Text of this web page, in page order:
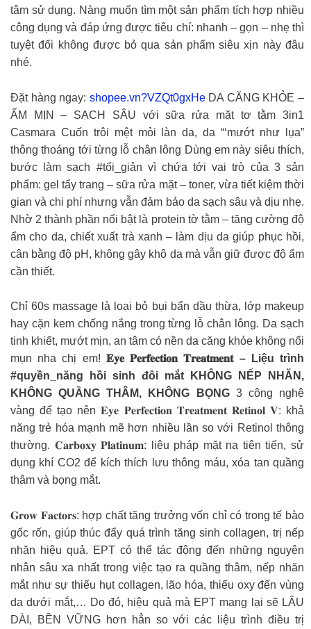
tâm sử dụng. Nàng muốn tìm một sản phẩm tích hợp nhiều
công dụng và đáp ứng được tiêu chí: nhanh – gọn – nhẹ thì
tuyệt đối không được bỏ qua sản phẩm siêu xịn này đâu
nhé. ️
Đặt hàng ngay: shopee.vn?VZQt0gxHeDA CĂNG KHỎE –
ẨM MỊN – SẠCH SÂU với sữa rửa mặt tơ tằm 3in1
Casmara Cuốn trôi mệt mỏi làn da, da “‘mướt như lụa”
thông thoáng tới từng lỗ chân lông Dùng em này siêu thích,
bước làm sạch #tối_giản vì chứa tới vai trò của 3 sản
phẩm: gel tẩy trang – sữa rửa mặt – toner, vừa tiết kiệm thời
gian và chi phí nhưng vẫn đảm bảo da sạch sâu và dịu nhẹ.
Nhờ 2 thành phần nổi bật là protein tờ tằm – tăng cường độ
ẩm cho da, chiết xuất trà xanh – làm dịu da giúp phục hồi,
cân bằng độ pH, không gây khô da mà vẫn giữ được độ ẩm
cần thiết.
Chỉ 60s massage là loại bỏ bụi bẩn dầu thừa, lớp makeup
hay cặn kem chống nắng trong từng lỗ chân lông. Da sạch
tinh khiết, mướt mịn, an tâm có nền da căng khỏe không nổi
mụn nha chị em! 𝐄𝐲𝐞 𝐏𝐞𝐫𝐟𝐞𝐜𝐭𝐢𝐨𝐧 𝐓𝐫𝐞𝐚𝐭𝐦𝐞𝐧𝐭 – Liệu trình
#quyền_năng hồi sinh đôi mắt KHÔNG NẾP NHĂN,
KHÔNG QUẦNG THÂM, KHÔNG BỌNG3 công nghệ
vàng để tạo nên 𝐄𝐲𝐞 𝐏𝐞𝐫𝐟𝐞𝐜𝐭𝐢𝐨𝐧 𝐓𝐫𝐞𝐚𝐭𝐦𝐞𝐧𝐭 𝐑𝐞𝐭𝐢𝐧𝐨𝐥 𝐕: khả
năng trẻ hóa mạnh mẽ hơn nhiều lần so với Retinol thông
thường. 𝐂𝐚𝐫𝐛𝐨𝐱𝐲 𝐏𝐥𝐚𝐭𝐢𝐧𝐮𝐦: liệu pháp mặt nạ tiên tiến, sử
dụng khí CO2 để kích thích lưu thông máu, xóa tan quầng
thâm và bọng mắt.
𝐆𝐫𝐨𝐰 𝐅𝐚𝐜𝐭𝐨𝐫𝐬: hợp chất tăng trưởng vốn chỉ có trong tế bào
gốc rốn, giúp thúc đẩy quá trình tăng sinh collagen, trị nếp
nhăn hiệu quả. EPT có thể tác động đến những nguyên
nhân sâu xa nhất trong việc tạo ra quầng thâm, nếp nhăn
mắt như sự thiếu hụt collagen, lão hóa, thiếu oxy đến vùng
da dưới mắt,… Do đó, hiệu quả mà EPT mang lại sẽ LÂU
DÀI, BỀN VỮNG hơn hẳn so với các liệu trình điều trị